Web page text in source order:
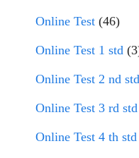
Online Test (46)
Online Test 1 std
Online Test 2 nd std
Online Test 3 rd std
Online Test 4 th std